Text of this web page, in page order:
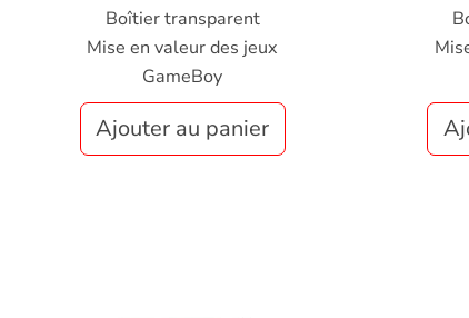
Boîtier transparent
Mise en valeur des jeux
GameBoy
Ajouter au panier